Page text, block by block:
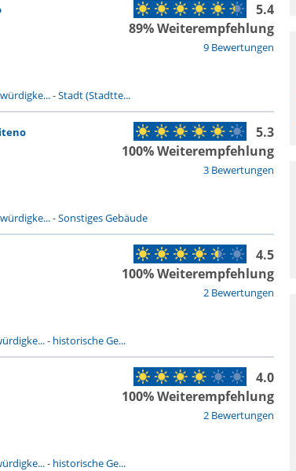
9 Bewertungen
5.4
89% Weiterempfehlung
-Stadt (Stadtte...
3 Bewertungen
5.3
100% Weiterempfehlung
-Sonstiges Gebäude
2 Bewertungen
4.5
100% Weiterempfehlung
- historische Ge...
2 Bewertungen
4.0
100% Weiterempfehlung
- historische Ge...